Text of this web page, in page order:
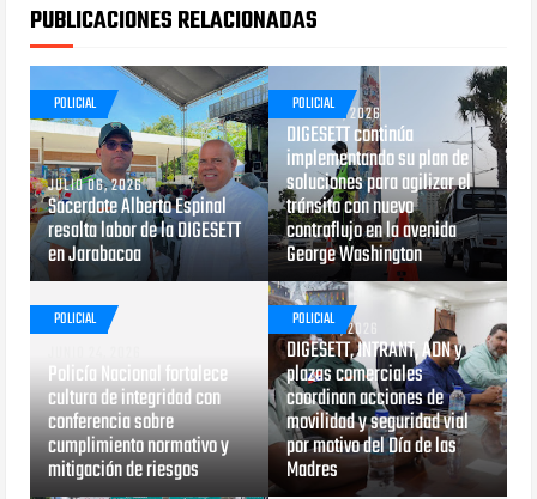
PUBLICACIONES RELACIONADAS
POLICIAL
JULIO 06, 2026
Sacerdote Alberto Espinal
resalta labor de la DIGESETT
en Jarabacoa
POLICIAL
JUNIO 29, 2026
DIGESETT continúa
implementando su plan de
soluciones para agilizar el
tránsito con nuevo
contraflujo en la avenida
George Washington
POLICIAL
Policía Nacional fortalece
cultura de integridad con
conferencia sobre
cumplimiento normativo y
mitigación de riesgos
POLICIAL
MAYO 29, 2026
DIGESETT, INTRANT, ADN y
plazas comerciales
coordinan acciones de
movilidad y seguridad vial
por motivo del Día de las
Madres